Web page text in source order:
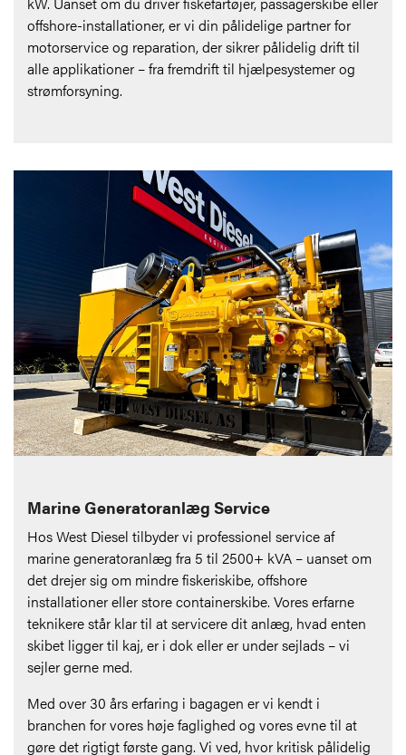
offshore-installationer, er vi din pålidelige partner for
motorservice og reparation, der sikrer pålidelig drift til
alle applikationer – fra fremdrift til hjælpesystemer og
strømforsyning.
Marine Generatoranlæg Service
Hos West Diesel tilbyder vi professionel service af
marine generatoranlæg fra 5 til 2500+ kVA – uanset om
det drejer sig om mindre fiskeriskibe, offshore
installationer eller store containerskibe. Vores erfarne
teknikere står klar til at servicere dit anlæg, hvad enten
skibet ligger til kaj, er i dok eller er under sejlads – vi
sejler gerne med.
Med over 30 års erfaring i bagagen er vi kendt i
branchen for vores høje faglighed og vores evne til at
gøre det rigtigt første gang. Vi ved, hvor kritisk pålidelig